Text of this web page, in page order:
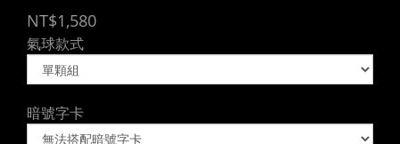
NT$1,580
氣球款式
暗號字卡